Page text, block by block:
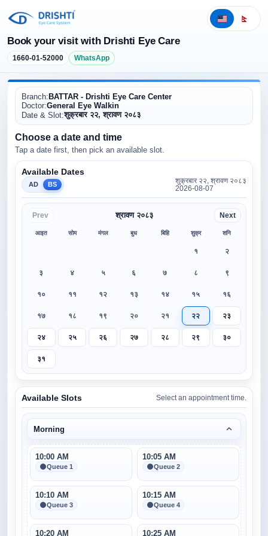
Book your visit with Drishti Eye Care
1660-01-52000 WhatsApp
Branch: BATTAR - Drishti Eye Care Center
Doctor:General Eye Walkin
Date & Slot:शुक्रबार २२, श्रावण २०८३
Choose a date and time
Tap a date first, then pick an available slot.
Available Dates
AD BS
शुक्रबार २२, श्रावण २०८३
2026-08-07
Prev श्रावण २०८३ Next
आइत सोम मंगल बुध बिहि शुक्र शनि
१ २
३ ४ ५ ६ ७ ८ ९
१० ११ १२ १३ १४ १५ १६
१७ १८ १९ २० २१ २२ २३
२४ २५ २६ २७ २८ २९ ३०
३१
Available Slots Select an appointment time.
Morning
10:00 AM
Queue 1
10:05 AM
Queue 2
10:10 AM
Queue 3
10:15 AM
Queue 4
10:20 AM 10:25 AM